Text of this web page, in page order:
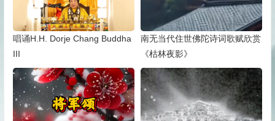
唱诵H.H. Dorje Chang Buddha
III
南无当代住世佛陀诗词歌赋欣赏
《枯林夜影》